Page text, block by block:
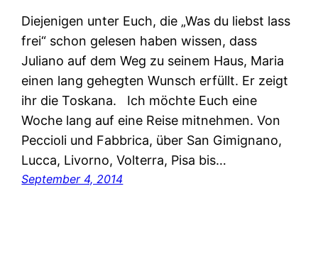
Diejenigen unter Euch, die „Was du liebst lass
frei“ schon gelesen haben wissen, dass
Juliano auf dem Weg zu seinem Haus, Maria
einen lang gehegten Wunsch erfüllt. Er zeigt
ihr die Toskana. Ich möchte Euch eine
Woche lang auf eine Reise mitnehmen. Von
Peccioli und Fabbrica, über San Gimignano,
Lucca, Livorno, Volterra, Pisa bis…
September 4, 2014